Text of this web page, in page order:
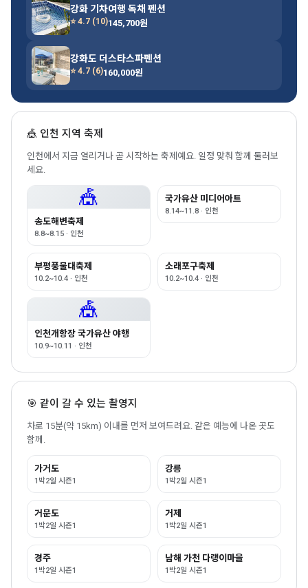
강화 기차여행 독채 펜션
⭐ 4.7 (10)145,700원
강화도 더스타스파펜션
⭐ 4.7 (6)160,000원
🎪 인천 지역 축제
인천에서 지금 열리거나 곧 시작하는 축제예요. 일정 맞춰 함께 둘러보
세요.
🎪
송도해변축제
8.8~8.15 · 인천
국가유산 미디어아트
8.14~11.8 · 인천
부평풍물대축제
10.2~10.4 · 인천
소래포구축제
10.2~10.4 · 인천
🎪
인천개항장 국가유산 야행
10.9~10.11 · 인천
🎯 같이 갈 수 있는 촬영지
차로 15분(약 15km) 이내를 먼저 보여드려요. 같은 예능에 나온 곳도
함께.
가거도
1박2일 시즌1
강릉
1박2일 시즌1
거문도
1박2일 시즌1
거제
1박2일 시즌1
경주
1박2일 시즌1
남해 가천 다랭이마을
1박2일 시즌1